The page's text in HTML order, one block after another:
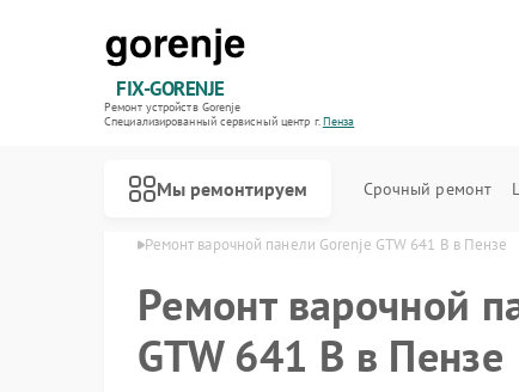
FIX-GORENJE
Ремонт устройств Gorenje
Специализированный cервисный центр г.Пенза
Мы ремонтируем Срочный ремонт
Ремонт варочной панели Gorenje GTW 641 B в Пензе
Ремонт варочной
GTW 641 B в Пензе